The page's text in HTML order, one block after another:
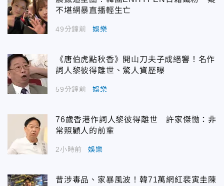
不堪網暴直播輕生亡
49分鐘前 娛樂
《唐伯虎點秋香》開山刀夫子成絕響！名作
詞人黎彼得離世、驚人資歷曝
59分鐘前 娛樂
76歲香港作詞人黎彼得離世 許家傑慟：非
常照顧人的前輩
2小時前 娛樂
昔涉毒品、家暴風波！韓71萬網紅裴寅圭陳